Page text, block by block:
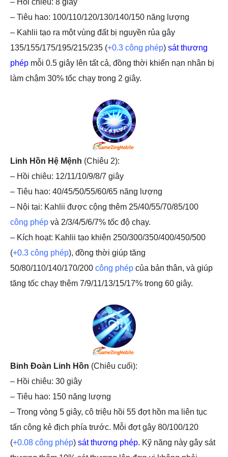
– Tiêu hao: 100/110/120/130/140/150 năng lượng
– Kahlii tạo ra một vùng đất bị nguyền rủa gây
135/155/175/195/215/235 (+0.3 công phép) sát thương
phép mỗi 0.5 giây lên tất cả, đồng thời khiến nạn nhân bị
làm chậm 30% tốc chạy trong 2 giây.
Linh Hồn Hệ Mệnh (Chiêu 2):
– Hồi chiêu: 12/11/10/9/8/7 giây
– Tiêu hao: 40/45/50/55/60/65 năng lượng
– Nội tại: Kahlii được cộng thêm 25/40/55/70/85/100
công phép và 2/3/4/5/6/7% tốc độ chạy.
– Kích hoạt: Kahlii tạo khiên 250/300/350/400/450/500
(+0.3 công phép), đồng thời giúp tăng
50/80/110/140/170/200 công phép của bản thân, và giúp
tăng tốc chạy thêm 7/9/11/13/15/17% trong 60 giây.
Binh Đoàn Linh Hồn (Chiêu cuối):
– Hồi chiêu: 30 giây
– Tiêu hao: 150 năng lượng
– Trong vòng 5 giây, cô triệu hồi 55 đợt hồn ma liên tục
tấn công kẻ địch phía trước. Mỗi đợt gây 80/100/120
(+0.08 công phép) sát thương phép. Kỹ năng này gây sát